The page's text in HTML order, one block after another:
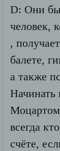
D: Они
человек,
,
балете,
а также
Начинать
Моцартом
всегда
счёте,